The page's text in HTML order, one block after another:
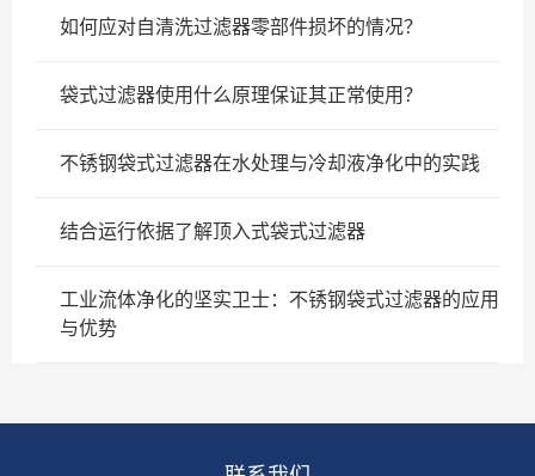
如何应对自清洗过滤器零部件损坏的情况？
袋式过滤器使用什么原理保证其正常使用？
不锈钢袋式过滤器在水处理与冷却液净化中的实践
结合运行依据了解顶入式袋式过滤器
工业流体净化的坚实卫士：不锈钢袋式过滤器的应用
与优势